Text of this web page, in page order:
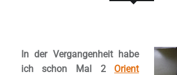
In der Vergangenheit habe
ich schon Mal 2 Orient